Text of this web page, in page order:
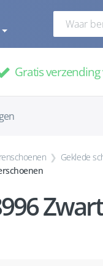
Gratis verzending
Geklede